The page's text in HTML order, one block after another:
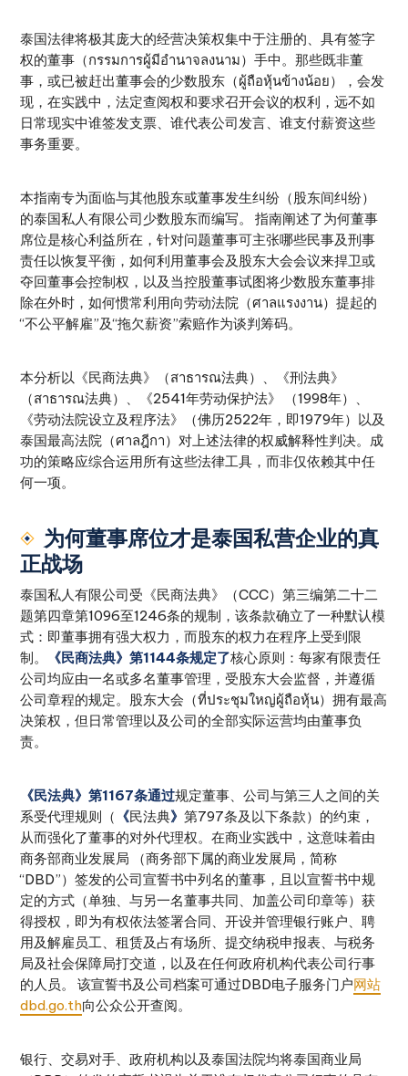
泰国法律将极其庞大的经营决策权集中于注册的、具有签字
权的董事（กรรมการผู้มีอำนาจลงนาม）手中。那些既非董
事，或已被赶出董事会的少数股东（ผู้ถือหุ้นข้างน้อย），会发
现，在实践中，法定查阅权和要求召开会议的权利，远不如
日常现实中谁签发支票、谁代表公司发言、谁支付薪资这些
事务重要。
本指南专为面临与其他股东或董事发生纠纷（股东间纠纷）
的泰国私人有限公司少数股东而编写。 指南阐述了为何董事
席位是核心利益所在，针对问题董事可主张哪些民事及刑事
责任以恢复平衡，如何利用董事会及股东大会会议来捍卫或
夺回董事会控制权，以及当控股董事试图将少数股东董事排
除在外时，如何惯常利用向劳动法院（ศาลแรงงาน）提起的
“不公平解雇”及“拖欠薪资”索赔作为谈判筹码。
本分析以《民商法典》（สาธารณ法典）、《刑法典》
（สาธารณ法典）、《2541年劳动保护法》 （1998年）、
《劳动法院设立及程序法》（佛历2522年，即1979年）以及
泰国最高法院（ศาลฎีกา）对上述法律的权威解释性判决。成
功的策略应综合运用所有这些法律工具，而非仅依赖其中任
何一项。
为何董事席位才是泰国私营企业的真
正战场
泰国私人有限公司受《民商法典》（CCC）第三编第二十二
题第四章第1096至1246条的规制，该条款确立了一种默认模
式：即董事拥有强大权力，而股东的权力在程序上受到限
制。
《民商法典》第1144条规定了核心原则：每家有限责任
公司均应由一名或多名董事管理，受股东大会监督，并遵循
公司章程的规定。股东大会（ที่ประชุมใหญ่ผู้ถือหุ้น）拥有最高
决策权，但日常管理以及公司的全部实际运营均由董事负
责。
《民法典》第1167条通过规定董事、公司与第三人之间的关
系受代理规则（ 《民法典》第797条及以下条款）的约束，
从而强化了董事的对外代理权。在商业实践中，这意味着由
商务部商业发展局 （商务部下属的商业发展局，简称
“DBD”）签发的公司宣誓书中列名的董事，且以宣誓书中规
定的方式（单独、与另一名董事共同、加盖公司印章等）获
得授权，即为有权依法签署合同、开设并管理银行账户、聘
用及解雇员工、租赁及占有场所、提交纳税申报表、与税务
局及社会保障局打交道，以及在任何政府机构代表公司行事
的人员。 该宣誓书及公司档案可通过DBD电子服务门户网站
dbd.go.th向公众公开查阅。
银行、交易对手、政府机构以及泰国法院均将泰国商业局